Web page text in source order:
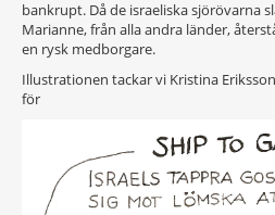
bankrupt. Då de israeliska sjörövarna
Marianne, från alla andra länder,
en rysk medborgare.
Illustrationen tackar vi Kristina
för